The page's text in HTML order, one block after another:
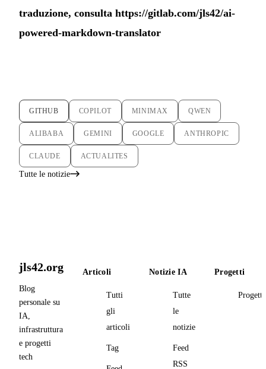
traduzione, consulta https://gitlab.com/jls42/ai-
powered-markdown-translator
GITHUB COPILOT MINIMAX QWEN
ALIBABA GEMINI GOOGLE ANTHROPIC
CLAUDE ACTUALITES
Tutte le notizie
jls42.org
Blog
personale su
IA,
infrastruttura
e progetti
tech
Articoli
Tutti
gli
articoli
Tag
Notizie IA
Tutte
le
notizie
Feed
RSS
Progetti
Progetti